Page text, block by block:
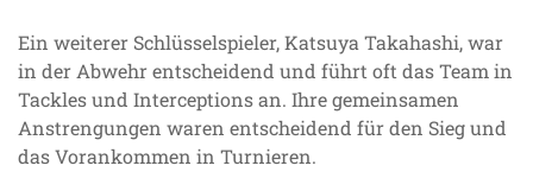
Ein weiterer Schlüsselspieler, Katsuya Takahashi, war
in der Abwehr entscheidend und führt oft das Team in
Tackles und Interceptions an. Ihre gemeinsamen
Anstrengungen waren entscheidend für den Sieg und
das Vorankommen in Turnieren.